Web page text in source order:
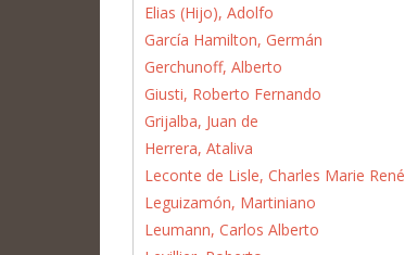
Elias (Hijo), Adolfo
García Hamilton, Germán
Gerchunoff, Alberto
Giusti, Roberto Fernando
Grijalba, Juan de
Herrera, Ataliva
Leconte de Lisle, Charles Marie René
Leguizamón, Martiniano
Leumann, Carlos Alberto